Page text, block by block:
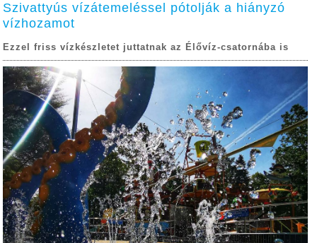
Szivattyús vízátemeléssel pótolják a hiányzó
vízhozamot
Ezzel friss vízkészletet juttatnak az Élővíz-csatornába is